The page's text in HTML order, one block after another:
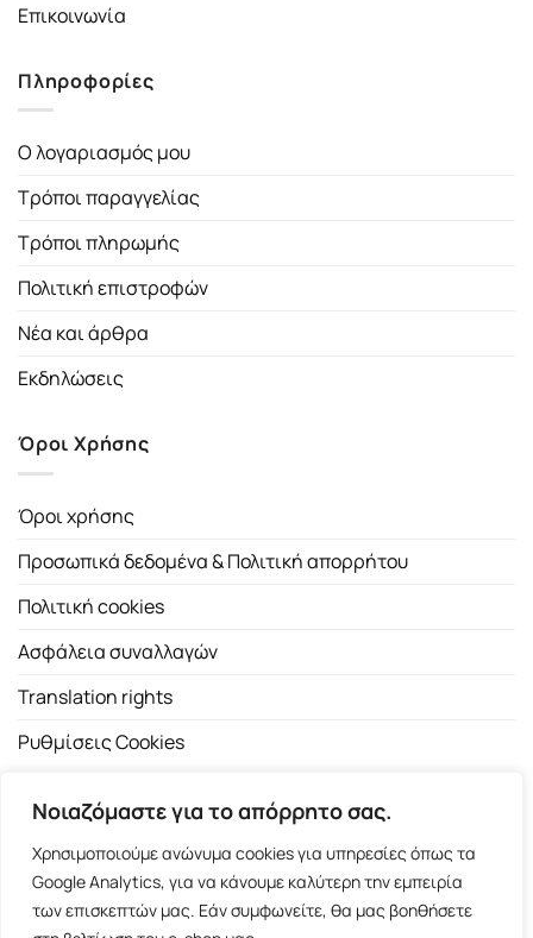
Νοιαζόμαστε για το απόρρητο σας.
Χρησιμοποιούμε ανώνυμα cookies για υπηρεσίες όπως τα
Google Analytics, για να κάνουμε καλύτερη την εμπειρία
των επισκεπτών μας. Εάν συμφωνείτε, θα μας βοηθήσετε
Επικοινωνία
Πληροφορίες
Ο λογαριασμός μου
Τρόποι παραγγελίας
Τρόποι πληρωμής
Πολιτική επιστροφών
Νέα και άρθρα
Εκδηλώσεις
Όροι Χρήσης
Όροι χρήσης
Προσωπικά δεδομένα & Πολιτική απορρήτου
Πολιτική cookies
Ασφάλεια συναλλαγών
Translation rights
Ρυθμίσεις Cookies
Copyright 2026 ©Εκδοτικός Οίκος Α.Α. Λιβάνη| All rights